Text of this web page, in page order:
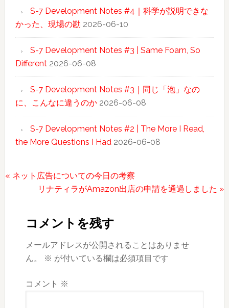
S-7 Development Notes #4｜科学が説明できな
かった、現場の勘 2026-06-10
S-7 Development Notes #3 | Same Foam, So
Different 2026-06-08
S-7 Development Notes #3｜同じ「泡」なの
に、こんなに違うのか 2026-06-08
S-7 Development Notes #2 | The More I Read,
the More Questions I Had 2026-06-08
前
« ネット広告についての今日の考察
次
稿:
リナティラがAmazon出店の申請を通過しました »
Interactions
コメントを残す
メールアドレスが公開されることはありませ
ん。
※ が付いている欄は必須項目です
コメント ※